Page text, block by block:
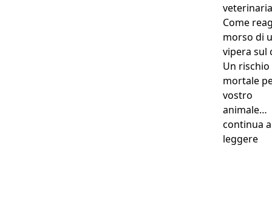
Come
morso di
vipera sul
Un rischio
mortale
vostro
animale…
continua a
leggere